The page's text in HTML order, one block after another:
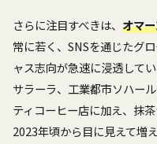
さらに注目すべきは、 オマ
常に若く、SNSを通じたグ
ャス志向が急速に浸透して
サラーラ、工業都市ソハー
ティコーヒー店に加え、抹
2023年頃から目に見えて増